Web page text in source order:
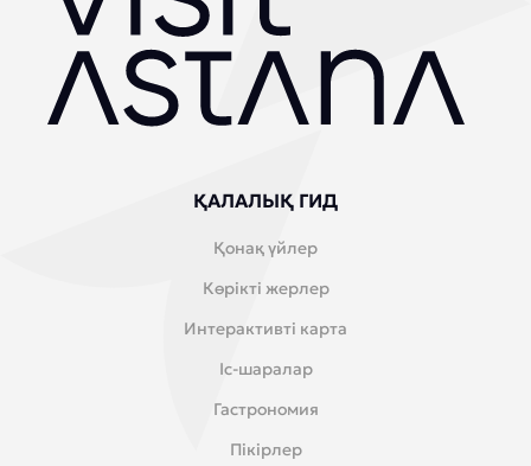
ҚАЛАЛЫҚ ГИД
Қонақ үйлер
Көрікті жерлер
Интерактивті карта
Іс-шаралар
Гастрономия
Пікірлер